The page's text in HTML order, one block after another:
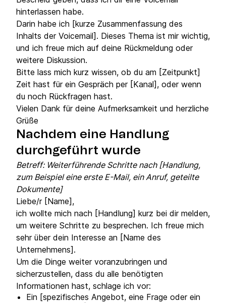
hinterlassen habe.
Darin habe ich [kurze Zusammenfassung des
Inhalts der Voicemail]. Dieses Thema ist mir wichtig,
und ich freue mich auf deine Rückmeldung oder
weitere Diskussion.
Bitte lass mich kurz wissen, ob du am [Zeitpunkt]
Zeit hast für ein Gespräch per [Kanal], oder wenn
du noch Rückfragen hast.
Vielen Dank für deine Aufmerksamkeit und herzliche
Grüße
Nachdem eine Handlung
durchgeführt wurde
Betreff: Weiterführende Schritte nach [Handlung,
zum Beispiel eine erste E-Mail, ein Anruf, geteilte
Dokumente]
Liebe/r [Name],
ich wollte mich nach [Handlung] kurz bei dir melden,
um weitere Schritte zu besprechen. Ich freue mich
sehr über dein Interesse an [Name des
Unternehmens].
Um die Dinge weiter voranzubringen und
sicherzustellen, dass du alle benötigten
Informationen hast, schlage ich vor:
Ein [spezifisches Angebot, eine Frage oder ein